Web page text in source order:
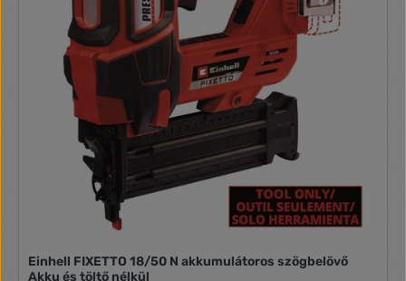
Einhell FIXETTO 18/50 N akkumulátoros szögbelövő
Akku és töltő nélkül